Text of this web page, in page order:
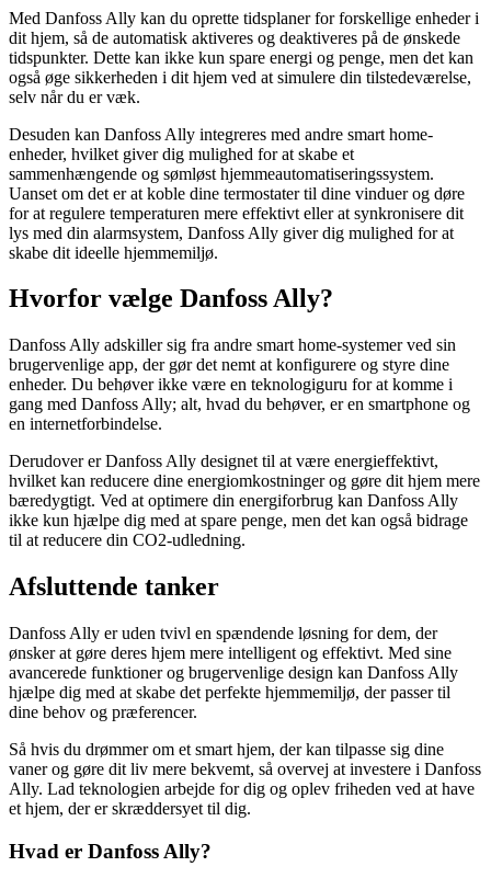
Med Danfoss Ally kan du oprette tidsplaner for forskellige enheder i
dit hjem, så de automatisk aktiveres og deaktiveres på de ønskede
tidspunkter. Dette kan ikke kun spare energi og penge, men det kan
også øge sikkerheden i dit hjem ved at simulere din tilstedeværelse,
selv når du er væk.
Desuden kan Danfoss Ally integreres med andre smart home-
enheder, hvilket giver dig mulighed for at skabe et
sammenhængende og sømløst hjemmeautomatiseringssystem.
Uanset om det er at koble dine termostater til dine vinduer og døre
for at regulere temperaturen mere effektivt eller at synkronisere dit
lys med din alarmsystem, Danfoss Ally giver dig mulighed for at
skabe dit ideelle hjemmemiljø.
Hvorfor vælge Danfoss Ally?
Danfoss Ally adskiller sig fra andre smart home-systemer ved sin
brugervenlige app, der gør det nemt at konfigurere og styre dine
enheder. Du behøver ikke være en teknologiguru for at komme i
gang med Danfoss Ally; alt, hvad du behøver, er en smartphone og
en internetforbindelse.
Derudover er Danfoss Ally designet til at være energieffektivt,
hvilket kan reducere dine energiomkostninger og gøre dit hjem mere
bæredygtigt. Ved at optimere din energiforbrug kan Danfoss Ally
ikke kun hjælpe dig med at spare penge, men det kan også bidrage
til at reducere din CO2-udledning.
Afsluttende tanker
Danfoss Ally er uden tvivl en spændende løsning for dem, der
ønsker at gøre deres hjem mere intelligent og effektivt. Med sine
avancerede funktioner og brugervenlige design kan Danfoss Ally
hjælpe dig med at skabe det perfekte hjemmemiljø, der passer til
dine behov og præferencer.
Så hvis du drømmer om et smart hjem, der kan tilpasse sig dine
vaner og gøre dit liv mere bekvemt, så overvej at investere i Danfoss
Ally. Lad teknologien arbejde for dig og oplev friheden ved at have
et hjem, der er skræddersyet til dig.
Hvad er Danfoss Ally?